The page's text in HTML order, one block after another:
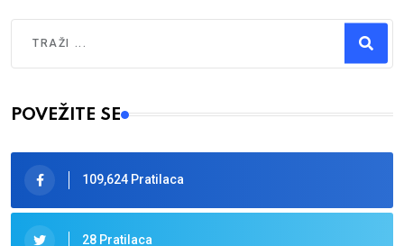
Type 2 or more characters for results.
POVEŽITE SE
109,624 Pratilaca
28 Pratilaca